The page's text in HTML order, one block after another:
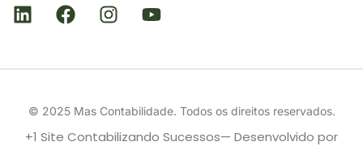
© 2025 Mas Contabilidade. Todos os direitos reservados.
+1 Site Contabilizando Sucessos— Desenvolvido por